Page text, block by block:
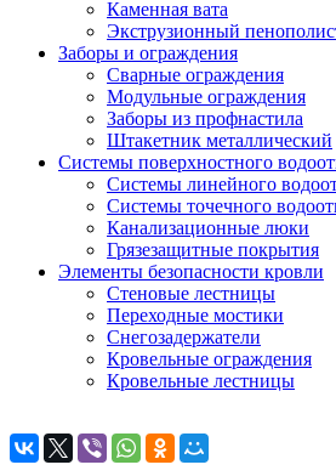
Каменная вата
Экструзионный
Заборы и ограждения
Сварные ограждения
Модульные ограждения
Заборы из профнастила
Штакетник металлический
Системы поверхностного
Системы линейного
Системы точечного
Канализационные люки
Грязезащитные покрытия
Элементы безопасности кровли
Стеновые лестницы
Переходные мостики
Снегозадержатели
Кровельные ограждения
Кровельные лестницы